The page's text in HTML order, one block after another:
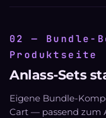
02 — Bundle-
Produktseite
Anlass-Sets
Eigene Bundle-
Cart — passend zum